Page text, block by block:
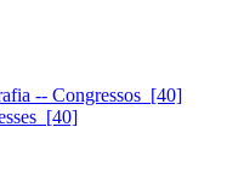
-- Congressos [40]
[40]